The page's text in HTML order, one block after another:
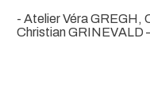
- Atelier Véra GREGH,
Christian GRINEVALD